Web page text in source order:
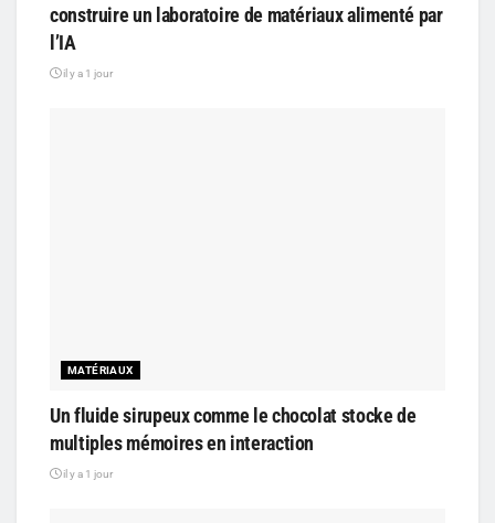
construire un laboratoire de matériaux alimenté par
l’IA
il y a 1 jour
MATÉRIAUX
Un fluide sirupeux comme le chocolat stocke de
multiples mémoires en interaction
il y a 1 jour